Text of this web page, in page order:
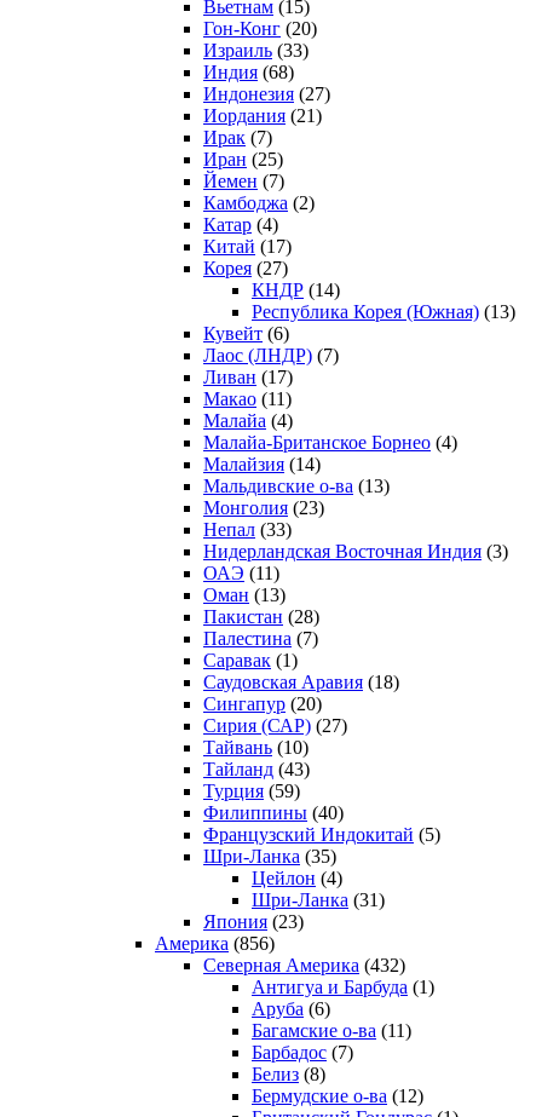
Вьетнам (15)
Гон-Конг (20)
Израиль (33)
Индия (68)
Индонезия (27)
Иордания (21)
Ирак (7)
Иран (25)
Йемен (7)
Камбоджа (2)
Катар (4)
Китай (17)
Корея (27)
КНДР (14)
Республика Корея (Южная) (13)
Кувейт (6)
Лаос (ЛНДР) (7)
Ливан (17)
Макао (11)
Малайа (4)
Малайа-Британское Борнео (4)
Малайзия (14)
Мальдивские о-ва (13)
Монголия (23)
Непал (33)
Нидерландская Восточная Индия (3)
ОАЭ (11)
Оман (13)
Пакистан (28)
Палестина (7)
Саравак (1)
Саудовская Аравия (18)
Сингапур (20)
Сирия (САР) (27)
Тайвань (10)
Тайланд (43)
Турция (59)
Филиппины (40)
Французский Индокитай (5)
Шри-Ланка (35)
Цейлон (4)
Шри-Ланка (31)
Япония (23)
Америка (856)
Северная Америка (432)
Антигуа и Барбуда (1)
Аруба (6)
Багамские о-ва (11)
Барбадос (7)
Белиз (8)
Бермудские о-ва (12)